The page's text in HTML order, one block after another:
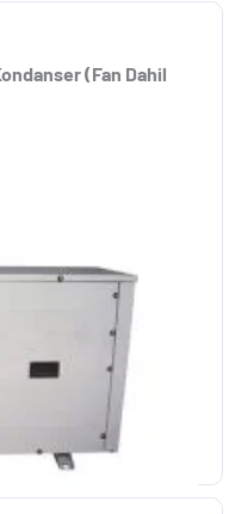
(Fan Dahil